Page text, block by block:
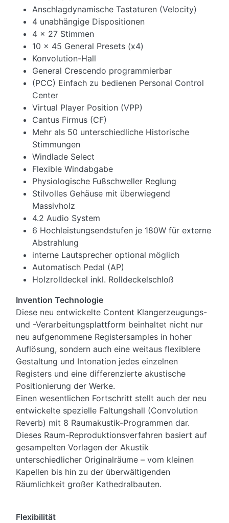
Anschlagdynamische Tastaturen (Velocity)
4 unabhängige Dispositionen
4 x 27 Stimmen
10 x 45 General Presets (x4)
Konvolution-Hall
General Crescendo programmierbar
(PCC) Einfach zu bedienen Personal Control
Center
Virtual Player Position (VPP)
Cantus Firmus (CF)
Mehr als 50 unterschiedliche Historische
Stimmungen
Windlade Select
Flexible Windabgabe
Physiologische Fußschweller Reglung
Stilvolles Gehäuse mit überwiegend
Massivholz
4.2 Audio System
6 Hochleistungsendstufen je 180W für externe
Abstrahlung
interne Lautsprecher optional möglich
Automatisch Pedal (AP)
Holzrolldeckel inkl. Rolldeckelschloß
Invention Technologie
Diese neu entwickelte Content Klangerzeugungs-
und -Verarbeitungsplattform beinhaltet nicht nur
neu aufgenommene Registersamples in hoher
Auflösung, sondern auch eine weitaus flexiblere
Gestaltung und Intonation jedes einzelnen
Registers und eine differenzierte akustische
Positionierung der Werke.
Einen wesentlichen Fortschritt stellt auch der neu
entwickelte spezielle Faltungshall (Convolution
Reverb) mit 8 Raumakustik-Programmen dar.
Dieses Raum-Reproduktionsverfahren basiert auf
gesampelten Vorlagen der Akustik
unterschiedlicher Originalräume – vom kleinen
Kapellen bis hin zu der überwältigenden
Räumlichkeit großer Kathedralbauten.
Flexibilität